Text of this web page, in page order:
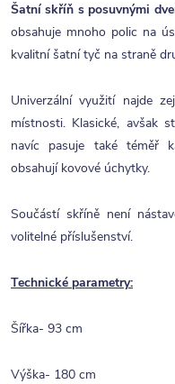
Šatní skříň s posuvnými
obsahuje mnoho polic na
kvalitní šatní tyč na straně
Univerzální využití najde
místnosti. Klasické, avšak
navíc pasuje také téměř
obsahují kovové úchytky.
Součástí skříně není
volitelné příslušenství.
Technické parametry:
Šířka- 93 cm
Výška- 180 cm